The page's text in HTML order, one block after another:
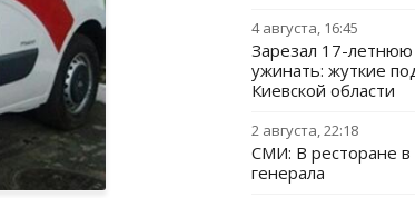
4 августа, 16:45
Зарезал 17-
ужинать: жуткие
Киевской области
2 августа, 22:18
СМИ: В ресторане в
генерала